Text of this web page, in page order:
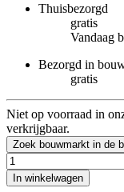
Thuisbezorgd
gratis
Vandaag
Bezorgd in
gratis
Niet op voorraad in
verkrijgbaar.
Zoek bouwmarkt in de
In winkelwagen